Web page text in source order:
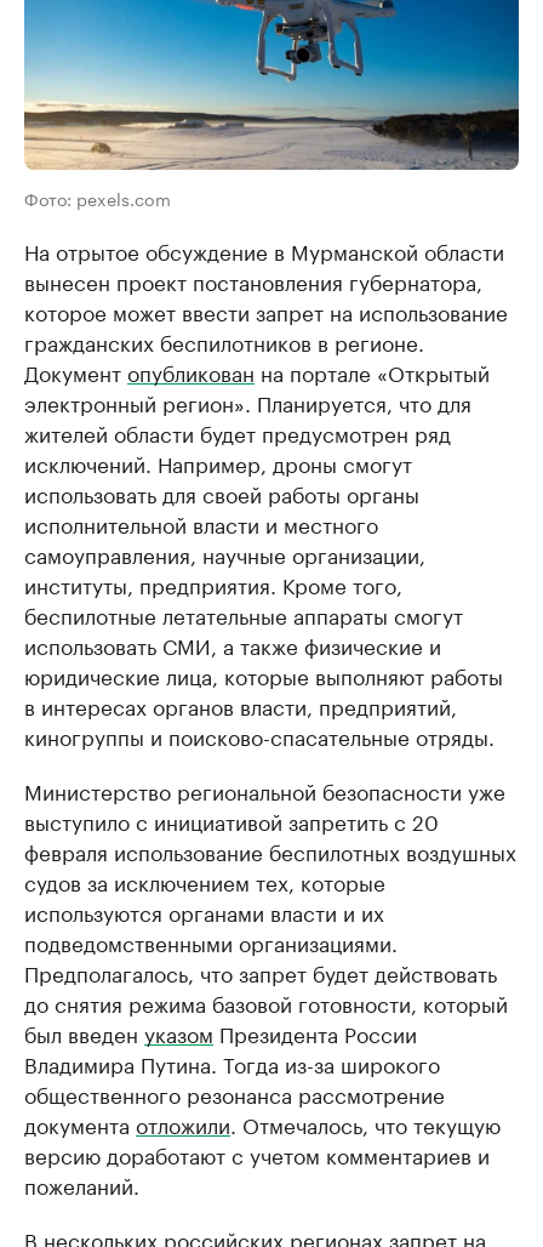
Фото: pexels.com
На отрытое обсуждение в Мурманской области
вынесен проект постановления губернатора,
которое может ввести запрет на использование
гражданских беспилотников в регионе.
Документопубликован на портале «Открытый
электронный регион». Планируется, что для
жителей области будет предусмотрен ряд
исключений. Например, дроны смогут
использовать для своей работы органы
исполнительной власти и местного
самоуправления, научные организации,
институты, предприятия. Кроме того,
беспилотные летательные аппараты смогут
использовать СМИ, а также физические и
юридические лица, которые выполняют работы
в интересах органов власти, предприятий,
киногруппы и поисково-спасательные отряды.
Министерство региональной безопасности уже
выступило с инициативой запретить с 20
февраля использование беспилотных воздушных
судов за исключением тех, которые
используются органами власти и их
подведомственными организациями.
Предполагалось, что запрет будет действовать
до снятия режима базовой готовности, который
был введен указом Президента России
Владимира Путина. Тогда из-за широкого
общественного резонанса рассмотрение
документа отложили. Отмечалось, что текущую
версию доработают с учетом комментариев и
пожеланий.
В нескольких российских регионах запрет на